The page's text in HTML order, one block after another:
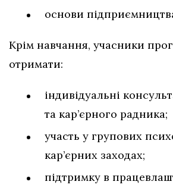
основи
Крім навчання, учасники
отримати:
індивідуальні
та кар’єрного радника;
участь у групових
кар’єрних заходах;
підтримку в